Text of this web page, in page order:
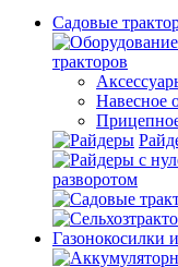
Садовые
тракторов
Навесное
разворотом
Газонокосилки